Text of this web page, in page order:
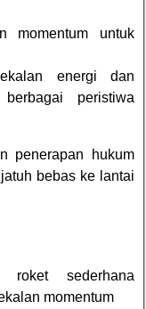
momentum untuk
energi dan
peristiwa
penerapan hukum
bebas ke lantai
roket sederhana
momentum